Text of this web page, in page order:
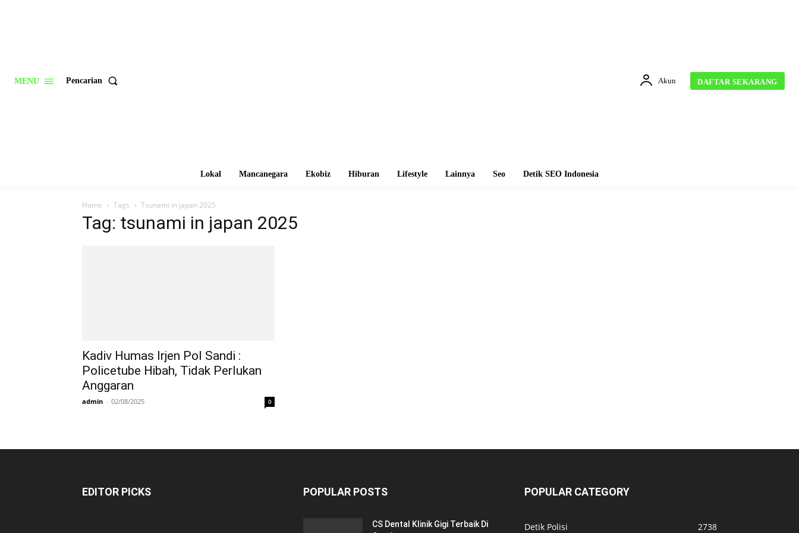
MENU Pencarian Akun DAFTAR SEKARANG
Lokal Mancanegara Ekobiz Hiburan Lifestyle Lainnya Seo Detik SEO Indonesia
Home Tags Tsunami in japan 2025
Tag: tsunami in japan 2025
Kadiv Humas Irjen Pol Sandi :
Policetube Hibah, Tidak Perlukan
Anggaran
admin - 02/08/2025 0
EDITOR PICKS POPULAR POSTS
CS Dental Klinik Gigi Terbaik Di
POPULAR CATEGORY
Detik Polisi 2738